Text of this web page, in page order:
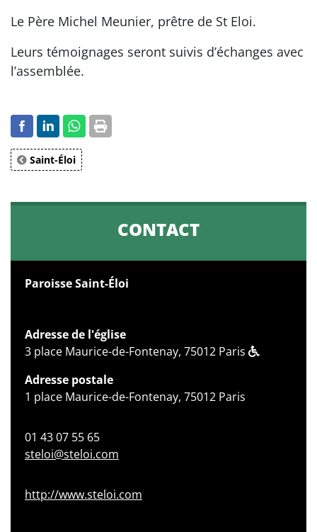
Le Père Michel Meunier, prêtre de St Eloi.
Leurs témoignages seront suivis d’échanges avec
l’assemblée.
Saint-Éloi
CONTACT
Paroisse Saint-Éloi
Adresse de l'église
3 place Maurice-de-Fontenay, 75012 Paris
Adresse postale
1 place Maurice-de-Fontenay, 75012 Paris
01 43 07 55 65
steloi@steloi.com
http://www.steloi.com